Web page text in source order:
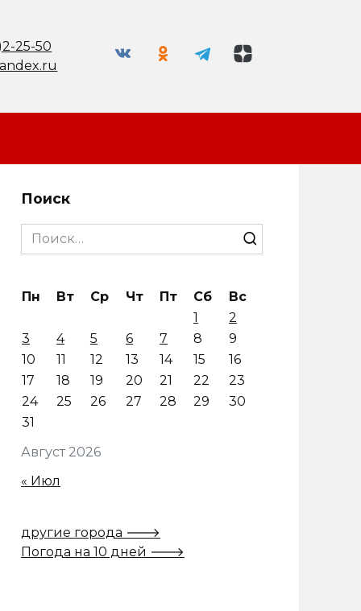
25-50
Поиск
Search
for:
Август 2026
Пн Вт Ср Чт Пт Сб
Вс
1
2
3
4 5 6 7 8
9
10
11 12 13 14 15
16
17
18 19 20 21 22
23
24
25 26 27 28 29
30
31
« Июл
другие города 🡒
Погода на 10 дней 🡒